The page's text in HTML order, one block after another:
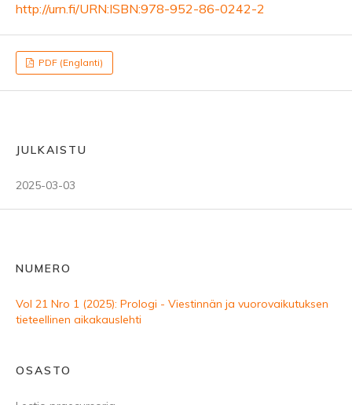
http://urn.fi/URN:ISBN:978-952-86-0242-2
PDF (Englanti)
JULKAISTU
2025-03-03
NUMERO
Vol 21 Nro 1 (2025): Prologi - Viestinnän ja vuorovaikutuksen
tieteellinen aikakauslehti
OSASTO